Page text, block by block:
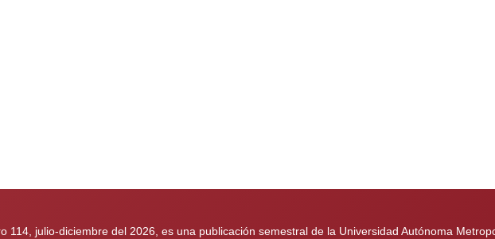
114, julio-diciembre del 2026, es una publicación semestral de la Universidad Autónoma